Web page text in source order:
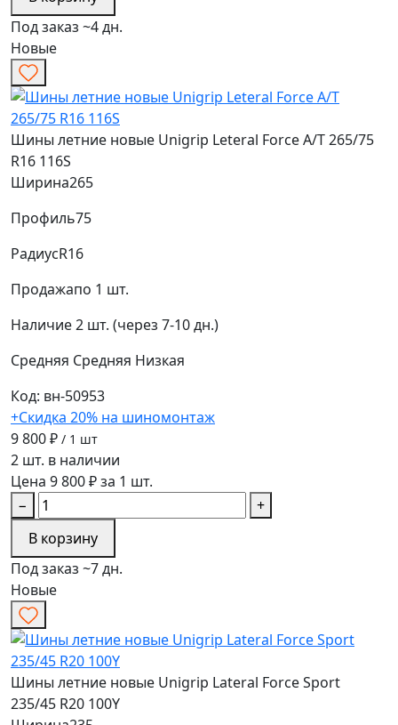
Под заказ ~4 дн.
Новые
Шины летние новые Unigrip Leteral Force A/T 265/75
R16 116S
Ширина265
Профиль75
РадиусR16
Продажапо 1 шт.
Наличие2 шт. (через 7-10 дн.)
Средняя Средняя Низкая
Код: вн-50953
+Скидка 20% на шиномонтаж
9 800 ₽ / 1 шт
2 шт. в наличии
Цена 9 800 ₽ за 1 шт.
−
+
В корзину
Под заказ ~7 дн.
Новые
Шины летние новые Unigrip Lateral Force Sport
235/45 R20 100Y